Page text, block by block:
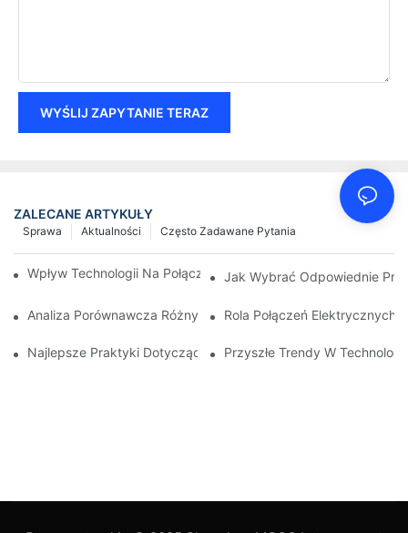
WYŚLIJ ZAPYTANIE TERAZ
ZALECANE ARTYKUŁY
Często Zadawane Pytania
Aktualności
Sprawa
Wpływ Technologii Na Połączenia Elektryczne W Elektronice
Jak Wybrać Odpowiednie
Analiza Porównawcza Różnych Typów Połączeń Elektrycznych
Rola Połączeń Elektrycznych
Najlepsze Praktyki Dotyczące Utrzymania Połączeń
Przyszłe Trendy W